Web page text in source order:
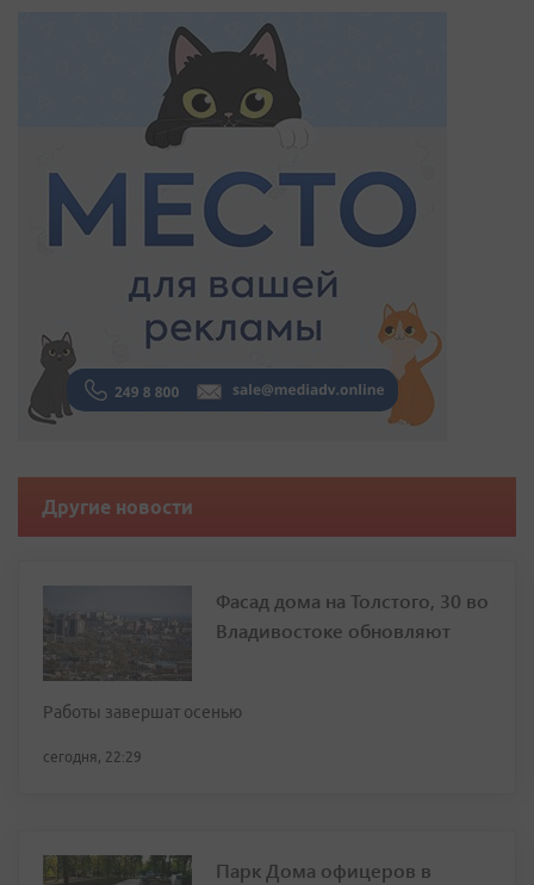
Другие новости
Фасад дома на Толстого, 30 во
Владивостоке обновляют
Работы завершат осенью
сегодня, 22:29
Парк Дома офицеров в